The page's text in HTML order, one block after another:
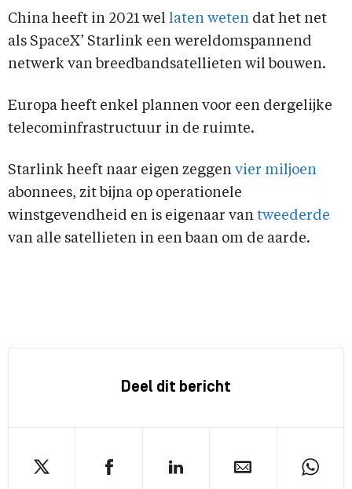
China heeft in 2021 wel laten weten dat het net
als SpaceX’ Starlink een wereldomspannend
netwerk van breedbandsatellieten wil bouwen.
Europa heeft enkel plannen voor een dergelijke
telecominfrastructuur in de ruimte.
Starlink heeft naar eigen zeggen vier miljoen
abonnees, zit bijna op operationele
winstgevendheid en is eigenaar van tweederde
van alle satellieten in een baan om de aarde.
Deel dit bericht